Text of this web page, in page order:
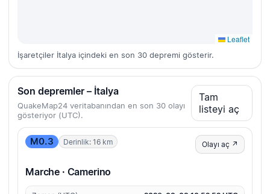
Leaflet
İşaretçiler İtalya içindeki en son 30 depremi gösterir.
Son depremler – İtalya
QuakeMap24 veritabanından en son 30 olayı
gösteriyor (UTC).
Tam
listeyi aç
M0.3 Derinlik: 16 km Olayı aç ↗
Marche · Camerino